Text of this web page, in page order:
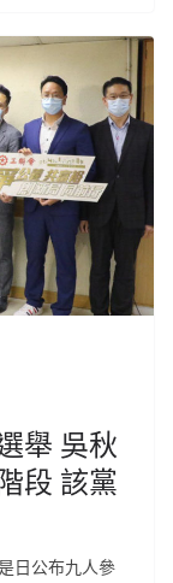
舉 吳秋
段 該黨
日公布九人參